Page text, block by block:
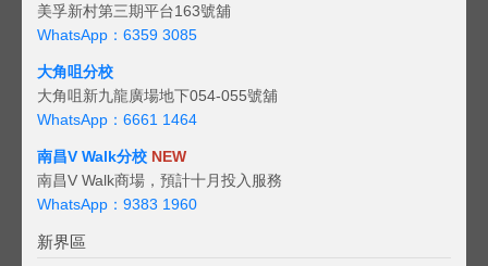
美孚新村第三期平台163號舖
WhatsApp：6359 3085
大角咀分校
大角咀新九龍廣場地下054-055號舖
WhatsApp：6661 1464
南昌V Walk分校 NEW
南昌V Walk商場，預計十月投入服務
WhatsApp：9383 1960
新界區